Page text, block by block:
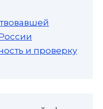
и проверку